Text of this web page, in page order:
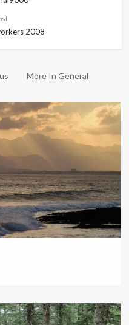
2008
More In General